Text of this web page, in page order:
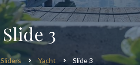
Slide 3
Sliders Yacht Slide 3